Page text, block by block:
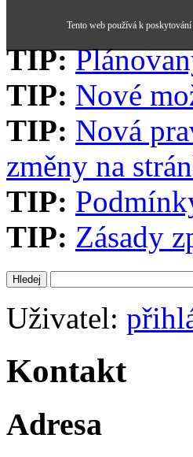
TIP:
TIP: Nové
TIP: Nová
změny na
TIP:
TIP: Zásady
Uživatel:
Kontakt
Adresa
Tento web používá k